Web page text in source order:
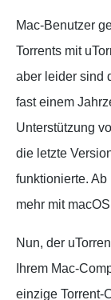
Mac-Benutzer
Torrents mit
aber leider sind
fast einem
Unterstützung
die letzte
funktionierte.
mehr mit
Nun, der
Ihrem Mac-
einzige Torrent-